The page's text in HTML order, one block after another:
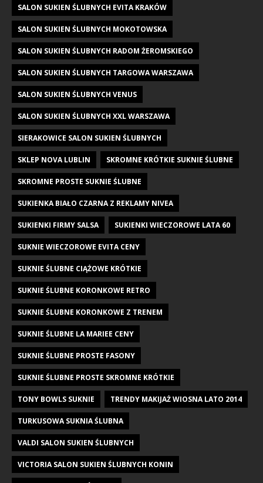
SALON SUKIEN ŚLUBNYCH EVITA KRAKÓW
SALON SUKIEN ŚLUBNYCH MOKOTOWSKA
SALON SUKIEN ŚLUBNYCH RADOM ŻEROMSKIEGO
SALON SUKIEN ŚLUBNYCH TARGOWA WARSZAWA
SALON SUKIEN ŚLUBNYCH VENUS
SALON SUKIEN ŚLUBNYCH XXL WARSZAWA
SIERAKOWICE SALON SUKIEN ŚLUBNYCH
SKLEP NOVA LUBLIN SKROMNE KRÓTKIE SUKNIE ŚLUBNE
SKROMNE PROSTE SUKNIE ŚLUBNE
SUKIENKA BIAŁO CZARNA Z REKLAMY NIVEA
SUKIENKI FIRMY SALSA SUKIENKI WIECZOROWE LATA 60
SUKNIE WIECZOROWE EVITA CENY
SUKNIE ŚLUBNE CIĄŻOWE KRÓTKIE
SUKNIE ŚLUBNE KORONKOWE RETRO
SUKNIE ŚLUBNE KORONKOWE Z TRENEM
SUKNIE ŚLUBNE LA MARIEE CENY
SUKNIE ŚLUBNE PROSTE FASONY
SUKNIE ŚLUBNE PROSTE SKROMNE KRÓTKIE
TONY BOWLS SUKNIE TRENDY MAKIJAŻ WIOSNA LATO 2014
TURKUSOWA SUKNIA ŚLUBNA
VALDI SALON SUKIEN ŚLUBNYCH
VICTORIA SALON SUKIEN ŚLUBNYCH KONIN